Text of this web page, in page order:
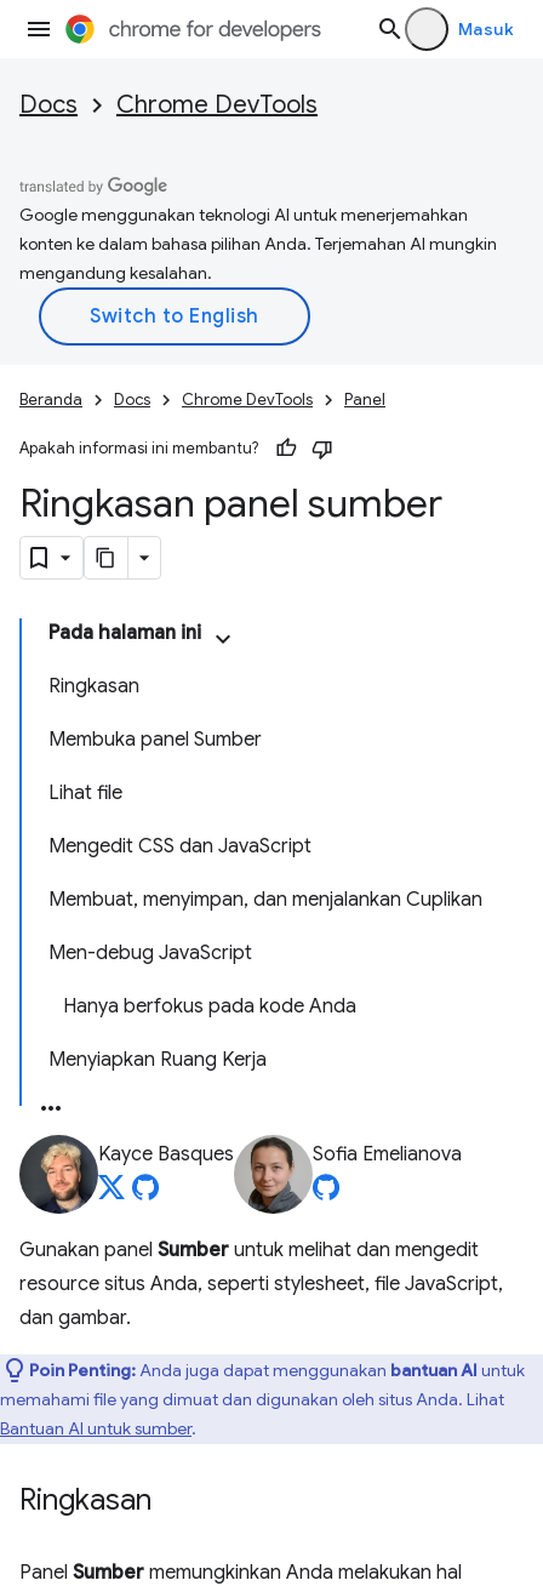
Masuk
Docs Chrome DevTools
Google menggunakan teknologi AI untuk menerjemahkan
konten ke dalam bahasa pilihan Anda. Terjemahan AI mungkin
mengandung kesalahan.
Beranda Docs Chrome DevTools Panel
Apakah informasi ini membantu?
Ringkasan panel sumber
Pada halaman ini
Ringkasan
Membuka panel Sumber
Lihat file
Mengedit CSS dan JavaScript
Membuat, menyimpan, dan menjalankan Cuplikan
Men-debug JavaScript
Hanya berfokus pada kode Anda
Menyiapkan Ruang Kerja
Kayce Basques Sofia Emelianova
Gunakan panel Sumber untuk melihat dan mengedit
resource situs Anda, seperti stylesheet, file JavaScript,
dan gambar.
Poin Penting:Anda juga dapat menggunakan bantuan AI untuk
memahami file yang dimuat dan digunakan oleh situs Anda. Lihat
Bantuan AI untuk sumber.
Ringkasan
Panel Sumber memungkinkan Anda melakukan hal